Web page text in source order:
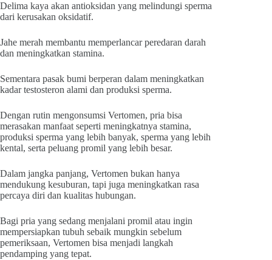
Delima kaya akan antioksidan yang melindungi sperma
dari kerusakan oksidatif.
Jahe merah membantu memperlancar peredaran darah
dan meningkatkan stamina.
Sementara pasak bumi berperan dalam meningkatkan
kadar testosteron alami dan produksi sperma.
Dengan rutin mengonsumsi Vertomen, pria bisa
merasakan manfaat seperti meningkatnya stamina,
produksi sperma yang lebih banyak, sperma yang lebih
kental, serta peluang promil yang lebih besar.
Dalam jangka panjang, Vertomen bukan hanya
mendukung kesuburan, tapi juga meningkatkan rasa
percaya diri dan kualitas hubungan.
Bagi pria yang sedang menjalani promil atau ingin
mempersiapkan tubuh sebaik mungkin sebelum
pemeriksaan, Vertomen bisa menjadi langkah
pendamping yang tepat.